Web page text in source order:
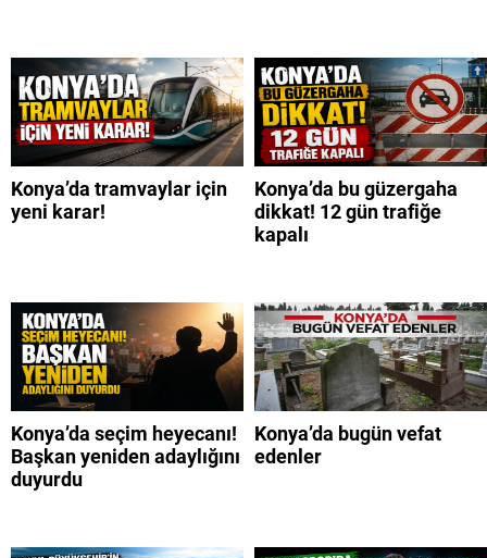
Konya’da tramvaylar için
yeni karar!
Konya’da bu güzergaha
dikkat! 12 gün trafiğe
kapalı
Konya’da seçim heyecanı!
Başkan yeniden adaylığını
duyurdu
Konya’da bugün vefat
edenler